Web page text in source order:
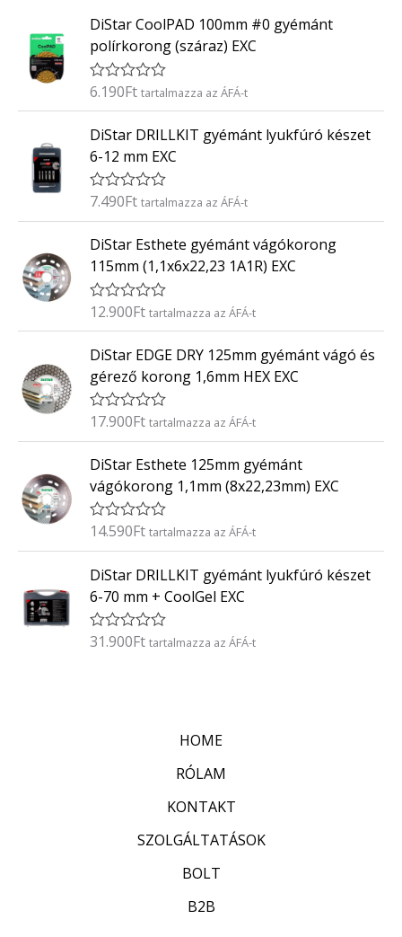
DiStar CoolPAD 100mm #0 gyémánt
polírkorong (száraz) EXC
É
é
k
e
l
s
:
/
5
6.190Ft tartalmazza az ÁFÁ-t
DiStar DRILLKIT gyémánt lyukfúró készet
6-12 mm EXC
É
é
k
e
l
é
s
:
/
5
7.490Ft tartalmazza az ÁFÁ-t
DiStar Esthete gyémánt vágókorong
115mm (1,1x6x22,23 1A1R) EXC
É
é
e
l
é
s
:
/
5
12.900Ft tartalmazza az ÁFÁ-t
DiStar EDGE DRY 125mm gyémánt vágó és
gérező korong 1,6mm HEX EXC
É
é
e
l
s
:
/
5
17.900Ft tartalmazza az ÁFÁ-t
DiStar Esthete 125mm gyémánt
vágókorong 1,1mm (8x22,23mm) EXC
É
é
k
e
l
é
s
14.590Ft tartalmazza az ÁFÁ-t
DiStar DRILLKIT gyémánt lyukfúró készet
6-70 mm + CoolGel EXC
É
31.900Ft tartalmazza az ÁFÁ-t
HOME
RÓLAM
KONTAKT
SZOLGÁLTATÁSOK
BOLT
B2B